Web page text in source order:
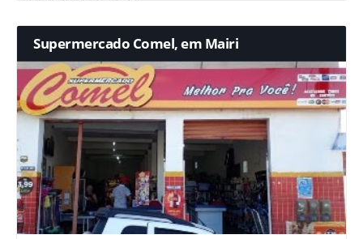
Supermercado Comel, em Mairi